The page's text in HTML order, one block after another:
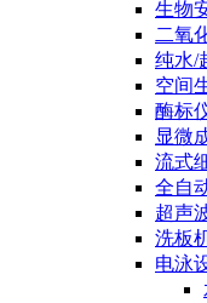
生物
二氧
纯水/
空间
酶标
显微
流式
全自
超声
洗板
电泳